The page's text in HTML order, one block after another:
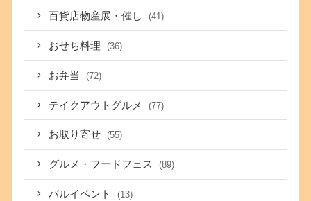
百貨店物産展・催し (41)
おせち料理 (36)
お弁当 (72)
テイクアウトグルメ (77)
お取り寄せ (55)
グルメ・フードフェス (89)
バルイベント (13)